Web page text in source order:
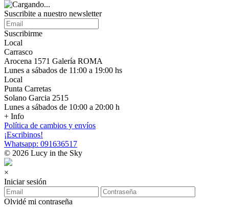
Suscribite a nuestro newsletter
Suscribirme
Local
Carrasco
Arocena 1571 Galería ROMA
Lunes a sábados de 11:00 a 19:00 hs
Local
Punta Carretas
Solano Garcia 2515
Lunes a sábados de 10:00 a 20:00 h
+ Info
Política de cambios y envíos
¡Escribinos!
Whatsapp: 091636517
© 2026 Lucy in the Sky
×
Iniciar sesión
Olvidé mi contraseña